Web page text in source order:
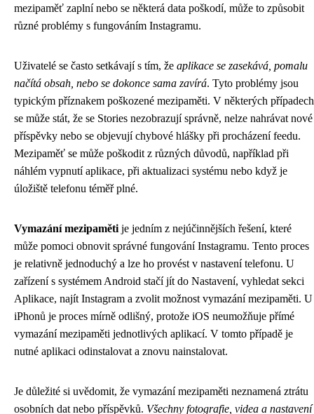
mezipaměť zaplní nebo se některá data poškodí, může to způsobit
různé problémy s fungováním Instagramu.
Uživatelé se často setkávají s tím, že aplikace se zasekává, pomalu
načítá obsah, nebo se dokonce sama zavírá. Tyto problémy jsou
typickým příznakem poškozené mezipaměti. V některých případech
se může stát, že se Stories nezobrazují správně, nelze nahrávat nové
příspěvky nebo se objevují chybové hlášky při procházení feedu.
Mezipaměť se může poškodit z různých důvodů, například při
náhlém vypnutí aplikace, při aktualizaci systému nebo když je
úložiště telefonu téměř plné.
Vymazání mezipaměti je jedním z nejúčinnějších řešení, které
může pomoci obnovit správné fungování Instagramu. Tento proces
je relativně jednoduchý a lze ho provést v nastavení telefonu. U
zařízení s systémem Android stačí jít do Nastavení, vyhledat sekci
Aplikace, najít Instagram a zvolit možnost vymazání mezipaměti. U
iPhonů je proces mírně odlišný, protože iOS neumožňuje přímé
vymazání mezipaměti jednotlivých aplikací. V tomto případě je
nutné aplikaci odinstalovat a znovu nainstalovat.
Je důležité si uvědomit, že vymazání mezipaměti neznamená ztrátu
osobních dat nebo příspěvků. Všechny fotografie, videa a nastavení